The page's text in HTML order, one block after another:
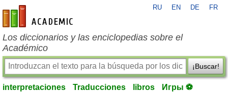
es-academic.com
RU EN DE FR
Los diccionarios y las enciclopedias sobre el
Académico
¡Buscar!
interpretaciones Traducciones libros Игры ⚽